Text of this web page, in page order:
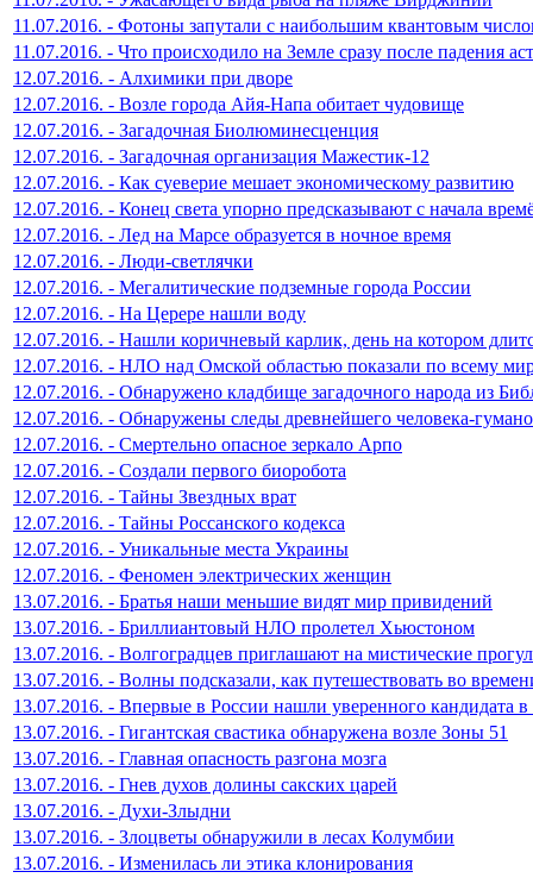
11.07.2016. - Фотоны запутали с наибольшим квантовым
11.07.2016. - Что происходило на Земле сразу после падения
12.07.2016. - Алхимики при дворе
12.07.2016. - Возле города Айя-Напа обитает чудовище
12.07.2016. - Загадочная Биолюминесценция
12.07.2016. - Загадочная организация Мажестик-12
12.07.2016. - Как суеверие мешает экономическому развитию
12.07.2016. - Конец света упорно предсказывают с начала
12.07.2016. - Лед на Марсе образуется в ночное время
12.07.2016. - Люди-светлячки
12.07.2016. - Мегалитические подземные города России
12.07.2016. - На Церере нашли воду
12.07.2016. - Нашли коричневый карлик, день на котором
12.07.2016. - НЛО над Омской областью показали по всему
12.07.2016. - Обнаружено кладбище загадочного народа из
12.07.2016. - Обнаружены следы древнейшего человека-
12.07.2016. - Смертельно опасное зеркало Арпо
12.07.2016. - Создали первого биоробота
12.07.2016. - Тайны Звездных врат
12.07.2016. - Тайны Россанского кодекса
12.07.2016. - Уникальные места Украины
12.07.2016. - Феномен электрических женщин
13.07.2016. - Братья наши меньшие видят мир привидений
13.07.2016. - Бриллиантовый НЛО пролетел Хьюстоном
13.07.2016. - Волгоградцев приглашают на мистические
13.07.2016. - Волны подсказали, как путешествовать во
13.07.2016. - Впервые в России нашли уверенного кандидата в
13.07.2016. - Гигантская свастика обнаружена возле Зоны 51
13.07.2016. - Главная опасность разгона мозга
13.07.2016. - Гнев духов долины сакских царей
13.07.2016. - Духи-Злыдни
13.07.2016. - Злоцветы обнаружили в лесах Колумбии
13.07.2016. - Изменилась ли этика клонирования